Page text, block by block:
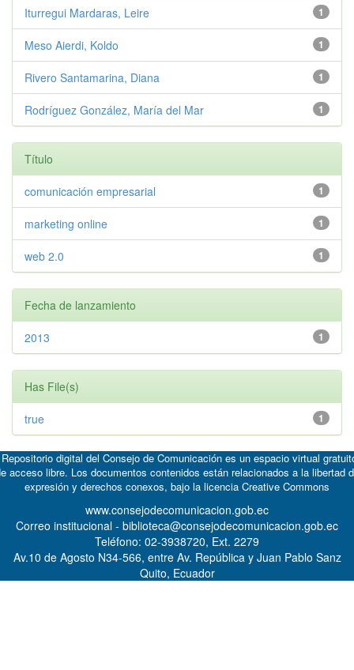
1
Iturregui Mardaras, Leire
1
Meso Aierdi, Koldo
1
Rivero Santamarina, Diana
1
Rodríguez González, María del Mar
Título
1
comunicación empresarial
1
marketing online
1
web 2.0
Fecha de lanzamiento
1
2013
Has File(s)
1
true
digital del Consejo de Comunicación es un espacio virtual
acceso libre. Los documentos contenidos están relacionados a la libertad
expresión y derechos conexos, bajo la licencia Creative Commons
www.consejodecomunicacion.gob.ec
Correo institucional - biblioteca@consejodecomunicacion.gob.ec
Teléfono: 02-3938720, Ext. 2279
Av.10 de Agosto N34-566, entre Av. República y Juan Pablo Sanz
Quito, Ecuador